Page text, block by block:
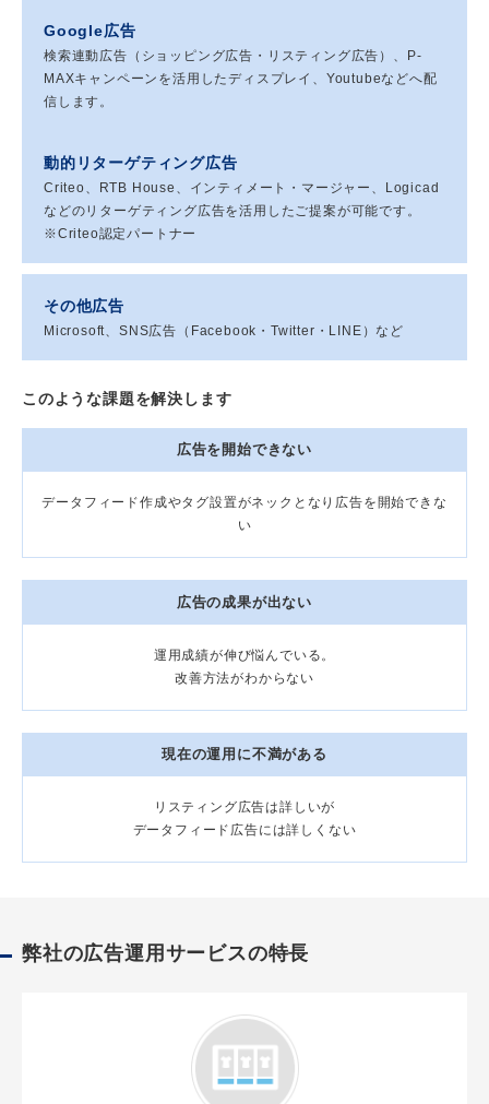
Google広告
検索連動広告（ショッピング広告・リスティング広告）、P-
MAXキャンペーンを活用したディスプレイ、Youtubeなどへ配
信します。
動的リターゲティング広告
Criteo、RTB House、インティメート・マージャー、Logicad
などのリターゲティング広告を活用したご提案が可能です。
※Criteo認定パートナー
その他広告
Microsoft、SNS広告（Facebook・Twitter・LINE）など
このような課題を解決します
広告を開始できない
データフィード作成やタグ設置がネックとなり広告を開始できな
い
広告の成果が出ない
運用成績が伸び悩んでいる。
改善方法がわからない
現在の運用に不満がある
リスティング広告は詳しいが
データフィード広告には詳しくない
弊社の広告運用サービスの特長